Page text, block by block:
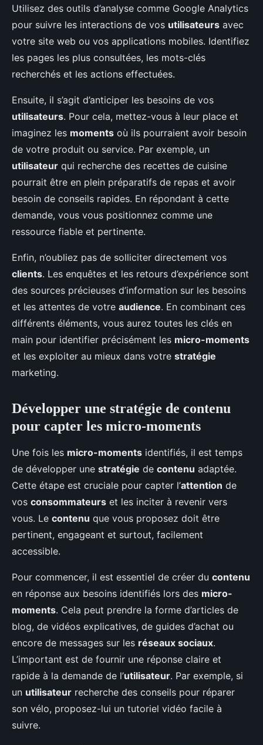
Utilisez des outils d’analyse comme Google Analytics
pour suivre les interactions de vos utilisateurs avec
votre site web ou vos applications mobiles. Identifiez
les pages les plus consultées, les mots-clés
recherchés et les actions effectuées.
Ensuite, il s’agit d’anticiper les besoins de vos
utilisateurs. Pour cela, mettez-vous à leur place et
imaginez les moments où ils pourraient avoir besoin
de votre produit ou service. Par exemple, un
utilisateur qui recherche des recettes de cuisine
pourrait être en plein préparatifs de repas et avoir
besoin de conseils rapides. En répondant à cette
demande, vous vous positionnez comme une
ressource fiable et pertinente.
Enfin, n’oubliez pas de solliciter directement vos
clients. Les enquêtes et les retours d’expérience sont
des sources précieuses d’information sur les besoins
et les attentes de votre audience. En combinant ces
différents éléments, vous aurez toutes les clés en
main pour identifier précisément les micro-moments
et les exploiter au mieux dans votre stratégie
marketing.
Développer une stratégie de contenu
pour capter les micro-moments
Une fois les micro-moments identifiés, il est temps
de développer une stratégie de contenu adaptée.
Cette étape est cruciale pour capter l’attention de
vos consommateurs et les inciter à revenir vers
vous. Le contenu que vous proposez doit être
pertinent, engageant et surtout, facilement
accessible.
Pour commencer, il est essentiel de créer du contenu
en réponse aux besoins identifiés lors des micro-
moments. Cela peut prendre la forme d’articles de
blog, de vidéos explicatives, de guides d’achat ou
encore de messages sur les réseaux sociaux.
L’important est de fournir une réponse claire et
rapide à la demande de l’utilisateur. Par exemple, si
un utilisateur recherche des conseils pour réparer
son vélo, proposez-lui un tutoriel vidéo facile à
suivre.